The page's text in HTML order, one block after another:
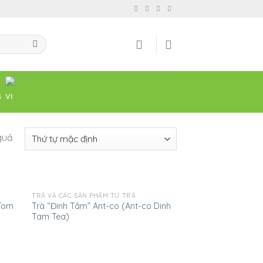
TRÀ VÀ CÁC SẢN PHẨM TỪ TRÀ
Trà “Đinh Tâm” Ant-co (Ant-co Dinh
Tam Tea)